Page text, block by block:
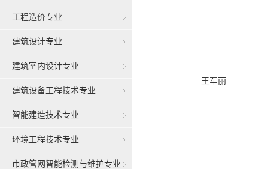
工程造价专业
建筑设计专业
建筑室内设计专业
建筑设备工程技术专业
智能建造技术专业
环境工程技术专业
市政管网智能检测与维护专业
王军丽